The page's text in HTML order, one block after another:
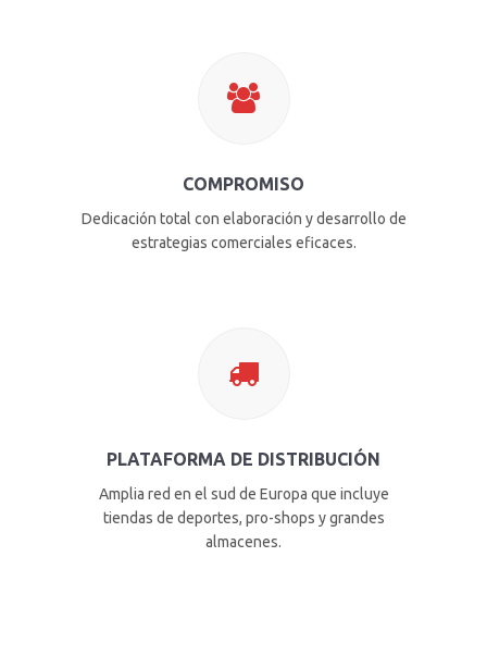
COMPROMISO
Dedicación total con elaboración y desarrollo de
estrategias comerciales eficaces.
PLATAFORMA DE DISTRIBUCIÓN
Amplia red en el sud de Europa que incluye
tiendas de deportes, pro-shops y grandes
almacenes.